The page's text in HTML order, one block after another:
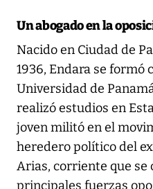
Un abogado en la
Nacido en Ciudad de
1936, Endara se formó
Universidad de
realizó estudios en
joven militó en el
heredero político del
Arias, corriente que se
principales fuerzas